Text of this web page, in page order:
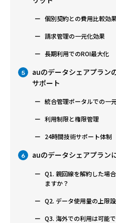
個別契約との費用比較効果
請求管理の一元化効果
長期利用でのROI最大化
5
auのデータシェアプラン
サポート
統合管理ポータルでの一
利用制限と権限管理
24時間技術サポート体制
6 auのデータシェアプラン
Q1. 親回線を解約した場
ますか？
Q2. データ使用量の上限
Q3. 海外での利用は可能